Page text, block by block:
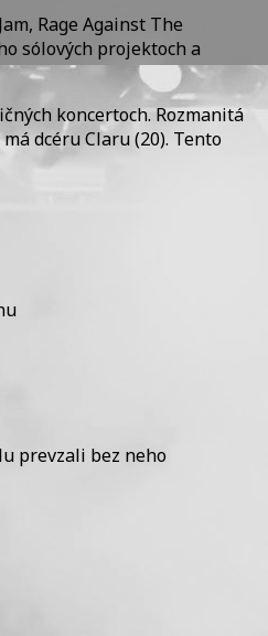
Rage Against The
sólových projektoch a
koncertoch. Rozmanitá
dcéru Claru (20). Tento
prevzali bez neho